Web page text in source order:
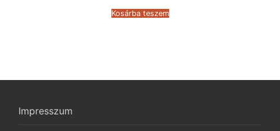
52.146 Ft.
Kosárba teszem
Impresszum